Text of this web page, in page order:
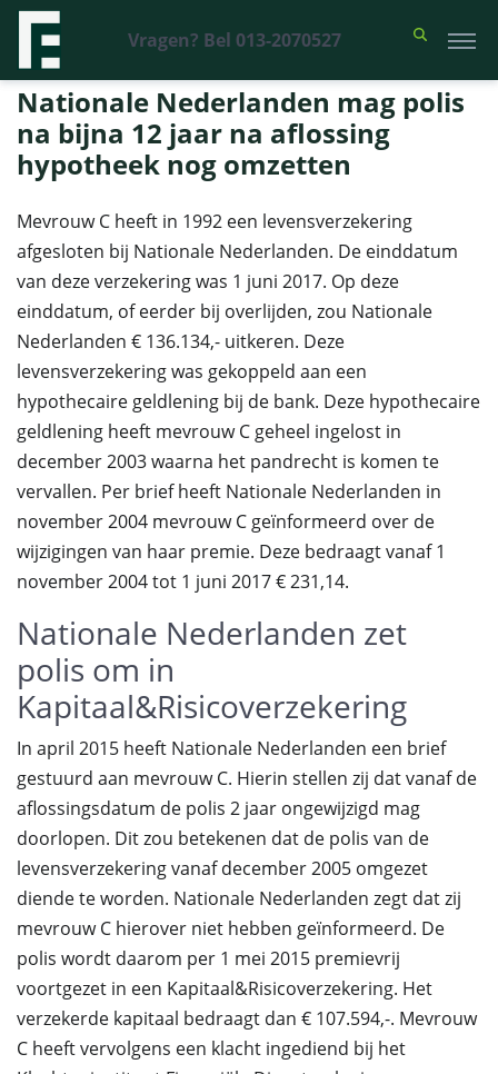
Vragen? Bel 013-2070527
Financieel Recht Advocaten >Uitspraken>Nationale Nederlanden
mag polis na bijna 12 jaar na aflossing hypotheek nog omzetten
Nationale Nederlanden mag polis
na bijna 12 jaar na aflossing
hypotheek nog omzetten
Mevrouw C heeft in 1992 een levensverzekering
afgesloten bij Nationale Nederlanden. De einddatum
van deze verzekering was 1 juni 2017. Op deze
einddatum, of eerder bij overlijden, zou Nationale
Nederlanden € 136.134,- uitkeren. Deze
levensverzekering was gekoppeld aan een
hypothecaire geldlening bij de bank. Deze hypothecaire
geldlening heeft mevrouw C geheel ingelost in
december 2003 waarna het pandrecht is komen te
vervallen. Per brief heeft Nationale Nederlanden in
november 2004 mevrouw C geïnformeerd over de
wijzigingen van haar premie. Deze bedraagt vanaf 1
november 2004 tot 1 juni 2017 € 231,14.
Nationale Nederlanden zet
polis om in
Kapitaal&Risicoverzekering
In april 2015 heeft Nationale Nederlanden een brief
gestuurd aan mevrouw C. Hierin stellen zij dat vanaf de
aflossingsdatum de polis 2 jaar ongewijzigd mag
doorlopen. Dit zou betekenen dat de polis van de
levensverzekering vanaf december 2005 omgezet
diende te worden. Nationale Nederlanden zegt dat zij
mevrouw C hierover niet hebben geïnformeerd. De
polis wordt daarom per 1 mei 2015 premievrij
voortgezet in een Kapitaal&Risicoverzekering. Het
verzekerde kapitaal bedraagt dan € 107.594,-. Mevrouw
C heeft vervolgens een klacht ingediend bij het